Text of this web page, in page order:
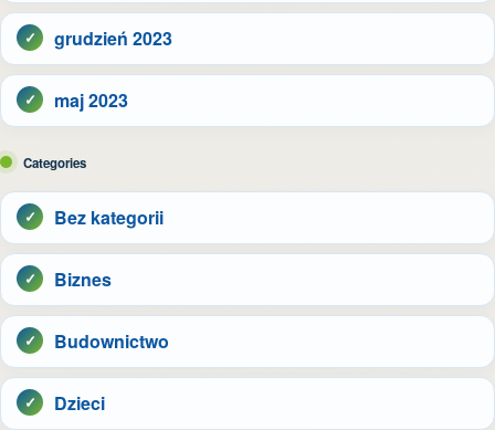
grudzień 2023
maj 2023
Categories
Bez kategorii
Biznes
Budownictwo
Dzieci